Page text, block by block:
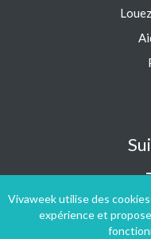
Vivaweek utilise des
expérience et